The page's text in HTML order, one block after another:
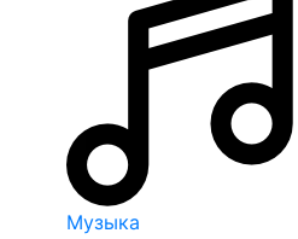
Музыка